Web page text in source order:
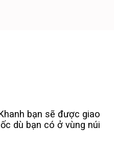
bạn sẽ được giao
dù bạn có ở vùng núi